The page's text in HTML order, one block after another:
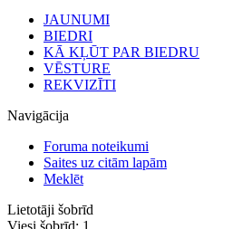
JAUNUMI
BIEDRI
KĀ KĻŪT PAR BIEDRU
VĒSTURE
REKVIZĪTI
Navigācija
Foruma noteikumi
Saites uz citām lapām
Meklēt
Lietotāji šobrīd
Viesi šobrīd: 1